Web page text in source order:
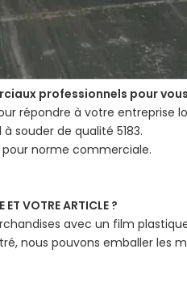
professionnels pour vous
répondre à votre entreprise
souder de qualité 5183.
pour norme commerciale.
ET VOTRE ARTICLE ?
avec un film
nous pouvons emballer les